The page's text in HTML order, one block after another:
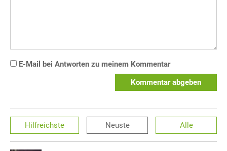
E-Mail bei Antworten zu meinem Kommentar
Kommentar abgeben
Hilfreichste Neuste Alle